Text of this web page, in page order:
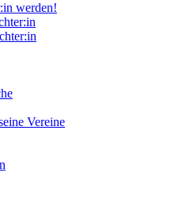
werden!
Vereine